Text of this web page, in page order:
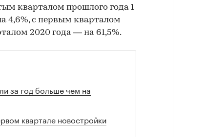
кварталом прошлого года 1
4,6%, с первым кварталом
2020 года — на 61,5%.
за год больше чем на
квартале новостройки